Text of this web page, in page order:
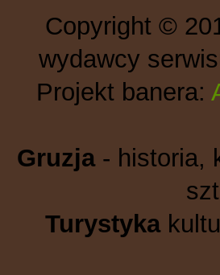
Copyright ©
wydawcy
Projekt banera:
Gruzja- historia,
Turystyka